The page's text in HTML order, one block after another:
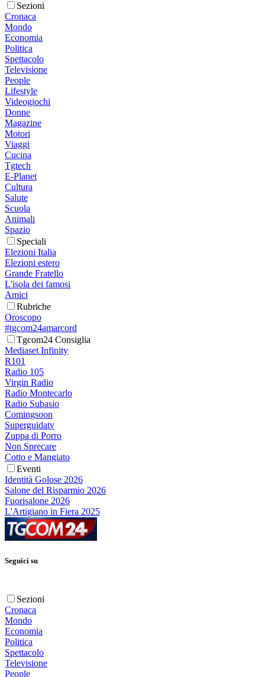
Sezioni
Cronaca
Mondo
Economia
Politica
Spettacolo
Televisione
People
Lifestyle
Videogiochi
Donne
Magazine
Motori
Viaggi
Cucina
Tgtech
E-Planet
Cultura
Salute
Scuola
Animali
Spazio
Speciali
Elezioni Italia
Elezioni estero
Grande Fratello
L'isola dei famosi
Amici
Rubriche
Oroscopo
#tgcom24amarcord
Tgcom24 Consiglia
Mediaset Infinity
R101
Radio 105
Virgin Radio
Radio Montecarlo
Radio Subasio
Comingsoon
Superguidatv
Zuppa di Porro
Non Sprecare
Cotto e Mangiato
Eventi
Identità Golose 2026
Salone del Risparmio 2026
Fuorisalone 2026
L'Artigiano in Fiera 2025
Seguici su
Sezioni
Cronaca
Mondo
Economia
Politica
Spettacolo
Televisione
People